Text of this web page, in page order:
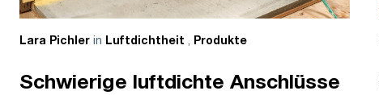
Lara Pichler in Luftdichtheit , Produkte
Schwierige luftdichte Anschlüsse